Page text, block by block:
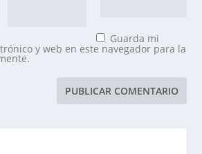
Guarda mi
y web en este navegador para la